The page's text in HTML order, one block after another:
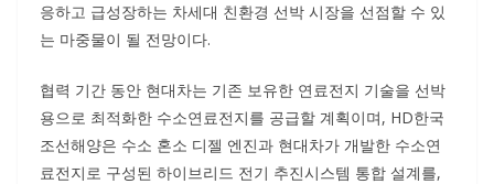
응하고 급성장하는 차세대 친환경 선박 시장을 선점할 수 있
는 마중물이 될 전망이다.
협력 기간 동안 현대차는 기존 보유한 연료전지 기술을 선박
용으로 최적화한 수소연료전지를 공급할 계획이며, HD한국
조선해양은 수소 혼소 디젤 엔진과 현대차가 개발한 수소연
료전지로 구성된 하이브리드 전기 추진시스템 통합 설계를,